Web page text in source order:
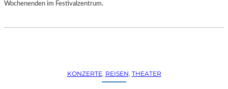
W
Wochenenden im Festivalzentrum.
KONZERTE, REISEN THEATER